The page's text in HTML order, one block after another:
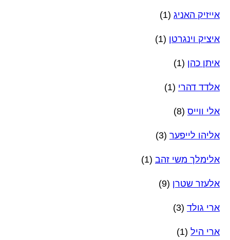
אייזיק האניג (1)
איציק וינגרטן (1)
איתן כהן (1)
אלדד דהרי (1)
אלי ווייס (8)
אליהו לייפער (3)
אלימלך משי זהב (1)
אלעזר שטרן (9)
ארי גולד (3)
ארי היל (1)